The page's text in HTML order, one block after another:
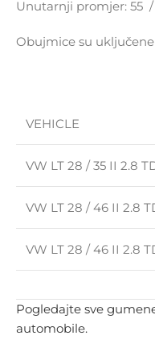
Unutarnji promjer: 55
Obujmice su
VEHICLE
VW LT 28 / 35 II 2.8
VW LT 28 / 46 II 2.8
VW LT 28 / 46 II 2.8
Pogledajte sve
automobile.